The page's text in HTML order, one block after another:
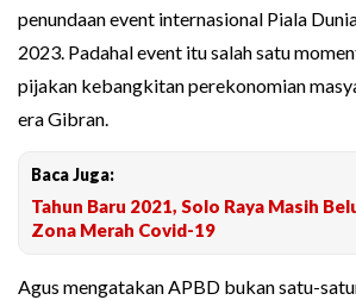
penundaan event internasional Piala
2023. Padahal event itu salah satu
pijakan kebangkitan perekonomian
era Gibran.
Baca Juga:
Tahun Baru 2021, Solo Raya Masih
Zona Merah Covid-19
Agus mengatakan APBD bukan satu-